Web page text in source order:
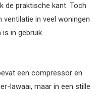
de praktische kant. Toch
in veel woningen
in gebruik.
een compressor en
lawaai, maar in een stille